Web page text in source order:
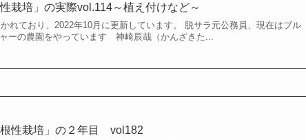
栽培」の実際vol.114～植え付けなど～
れており、2022年10月に更新しています。 脱サラ元公務員、現在はブル
ーの農園をやっています 神崎辰哉（かんざきた...
性栽培」の２年目 vol182